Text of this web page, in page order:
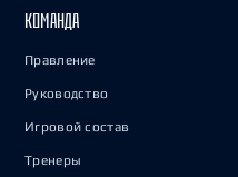
КОМАНДА
Правление
Руководство
Игровой состав
Тренеры